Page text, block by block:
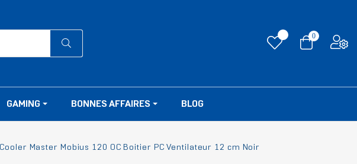
0
GAMING BONNES AFFAIRES BLOG
Cooler Master Mobius 120 OC Boitier PC Ventilateur 12 cm Noir